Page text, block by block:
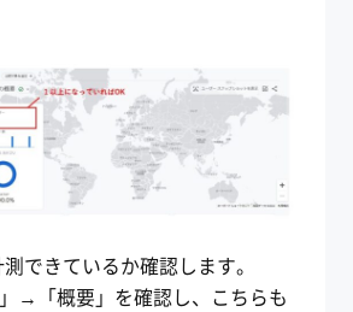
できているか確認します。
」→「概要」を確認し、こちらも